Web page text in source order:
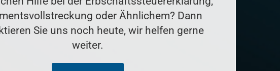
oder Ähnlichem? Dann
Sie uns noch heute, wir helfen gerne
weiter.